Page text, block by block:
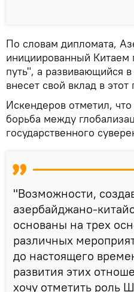
По словам дипломата,
инициированный Китаем
путь", а развивающийся
внесет свой вклад в этот
Искендеров отметил,
борьба между
государственного
"Возможности,
азербайджано-
основаны на трех
различных
до настоящего
развития этих
хочу отметить роль